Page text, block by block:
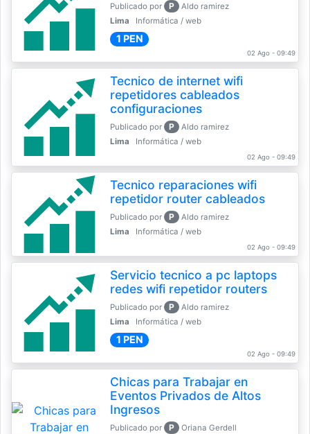
Publicado por P
Aldo ramirez
Lima
Informática / web
1 PEN
02 Ago - 09:49
Tecnico de internet wifi
repetidores cableados
configuraciones
Publicado por P
Aldo ramirez
Lima
Informática / web
02 Ago - 09:49
Tecnico reparaciones wifi
repetidor router cableados
Publicado por P
Aldo ramirez
Lima
Informática / web
02 Ago - 09:49
Servicio tecnico a pc laptops
redes wifi repetidor routers
Publicado por P
Aldo ramirez
Lima
Informática / web
1 PEN
02 Ago - 09:49
Chicas para Trabajar en
Eventos Privados de Altos
Ingresos
Publicado por P
Oriana Gerdell